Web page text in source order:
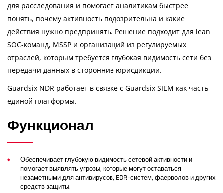
для расследования и помогает аналитикам быстрее
понять, почему активность подозрительна и какие
действия нужно предпринять. Решение подходит для lean
SOC-команд, MSSP и организаций из регулируемых
отраслей, которым требуется глубокая видимость сети без
передачи данных в сторонние юрисдикции.
Guardsix NDR работает в связке с Guardsix SIEM как часть
единой платформы.
Функционал
Обеспечивает глубокую видимость сетевой активности и
помогает выявлять угрозы, которые могут оставаться
незаметными для антивирусов, EDR-систем, фаерволов и других
средств защиты.